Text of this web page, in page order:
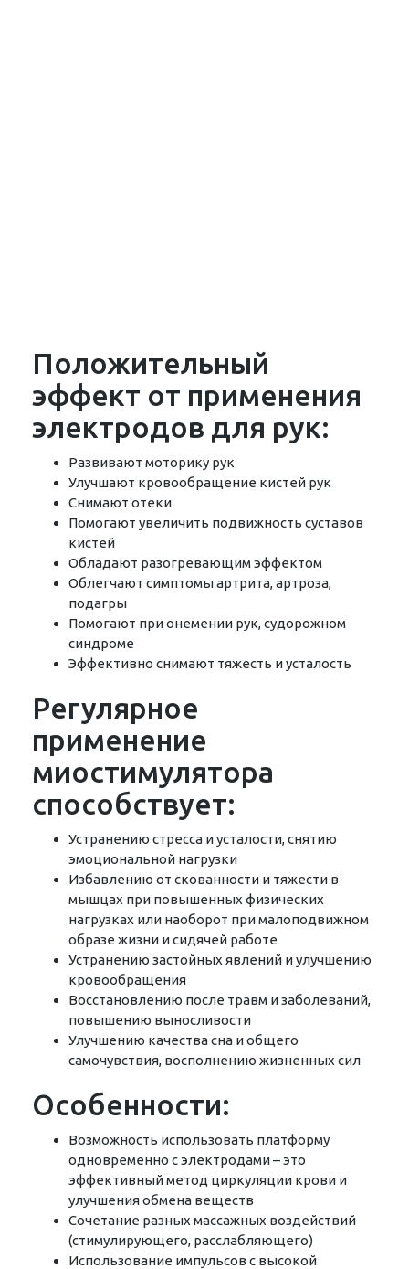
Положительный
эффект от применения
электродов для рук:
Развивают моторику рук
Улучшают кровообращение кистей рук
Снимают отеки
Помогают увеличить подвижность суставов
кистей
Обладают разогревающим эффектом
Облегчают симптомы артрита, артроза,
подагры
Помогают при онемении рук, судорожном
синдроме
Эффективно снимают тяжесть и усталость
Регулярное
применение
миостимулятора
способствует:
Устранению стресса и усталости, снятию
эмоциональной нагрузки
Избавлению от скованности и тяжести в
мышцах при повышенных физических
нагрузках или наоборот при малоподвижном
образе жизни и сидячей работе
Устранению застойных явлений и улучшению
кровообращения
Восстановлению после травм и заболеваний,
повышению выносливости
Улучшению качества сна и общего
самочувствия, восполнению жизненных сил
Особенности:
Возможность использовать платформу
одновременно с электродами – это
эффективный метод циркуляции крови и
улучшения обмена веществ
Сочетание разных массажных воздействий
(стимулирующего, расслабляющего)
Использование импульсов с высокой